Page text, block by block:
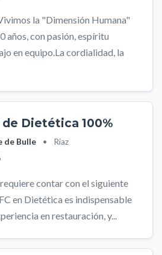
la "Dimensión Humana"
años, con pasión, espíritu
en equipo.La cordialidad, la
de Dietética 100%
de Bulle •
Riaz
contar con el siguiente
en Dietética es indispensable
en restauración, y...